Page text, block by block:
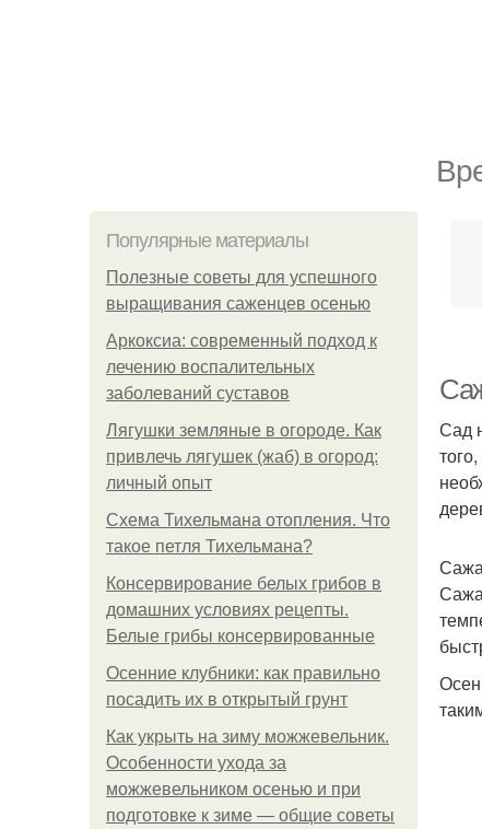
Популярные материалы
Полезные советы для успешного
выращивания саженцев осенью
Аркоксиа: современный подход к
лечению воспалительных
заболеваний суставов
Лягушки земляные в огороде. Как
привлечь лягушек (жаб) в огород:
личный опыт
Схема Тихельмана отопления. Что
такое петля Тихельмана?
Консервирование белых грибов в
домашних условиях рецепты.
Белые грибы консервированные
Осенние клубники: как правильно
посадить их в открытый грунт
Как укрыть на зиму можжевельник.
Особенности ухода за
можжевельником осенью и при
подготовке к зиме — общие советы
Сад